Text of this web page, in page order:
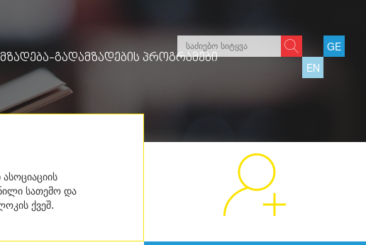
ᲒᲐᲓᲐᲛᲖᲐᲓᲔᲑᲘᲡ ᲞᲠᲝᲒᲠᲐᲛᲔᲑᲘ
EN
GE
სათემო და
ქვეშ.